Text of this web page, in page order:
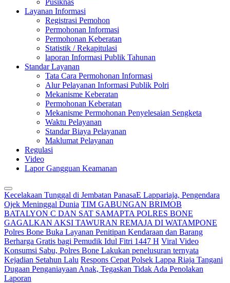
Pusiknas
Layanan Informasi
Registrasi Pemohon
Permohonan Informasi
Permohonan Keberatan
Statistik / Rekapitulasi
laporan Informasi Publik Tahunan
Standar Layanan
Tata Cara Permohonan Informasi
Alur Pelayanan Informasi Publik Polri
Mekanisme Keberatan
Permohonan Keberatan
Mekanisme Permohonan Penyelesaian Sengketa
Waktu Pelayanan
Standar Biaya Pelayanan
Maklumat Pelayanan
Regulasi
Video
Lapor Gangguan Keamanan
Kecelakaan Tunggal di Jembatan PanasaE Lappariaja, Pengendara
Ojek Meninggal Dunia TIM GABUNGAN BRIMOB
BATALYON C DAN SAT SAMAPTA POLRES BONE
GAGALKAN AKSI TAWURAN REMAJA DI WATAMPONE
Polres Bone Buka Layanan Penitipan Kendaraan dan Barang
Berharga Gratis bagi Pemudik Idul Fitri 1447 H Viral Video
Konsumsi Sabu, Polres Bone Lakukan penelusuran ternyata
Kejadian Setahun Lalu Respons Cepat Polsek Lappa Riaja Tangani
Dugaan Penganiayaan Anak, Tegaskan Tidak Ada Penolakan
Laporan